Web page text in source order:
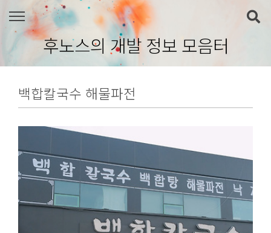
본문 바로가기
후노스의 개발 정보 모음터
백합칼국수 해물파전